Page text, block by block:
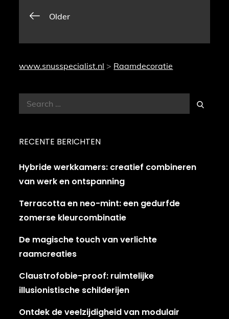
Older
www.snusspecialist.nl > Raamdecoratie
Search
for:
Search
RECENTE BERICHTEN
Hybride werkkamers: creatief combineren
van werk en ontspanning
Terracotta en neo-mint: een gedurfde
zomerse kleurcombinatie
De magische touch van verlichte
raamcreaties
Claustrofobie-proof: ruimtelijke
illusionistische schilderijen
Ontdek de veelzijdigheid van modulair